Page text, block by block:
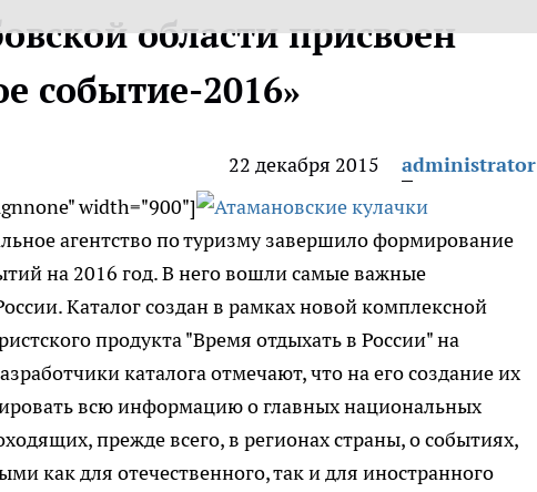
области присвоен
событие-2016»
22 декабря 2015
administrator
width="900"]
агентство по туризму завершило формирование
на 2016 год. В него вошли самые важные
Каталог создан в рамках новой комплексной
продукта "Время отдыхать в России" на
каталога отмечают, что на его создание их
всю информацию о главных национальных
прежде всего, в регионах страны, о событиях,
как для отечественного, так и для иностранного